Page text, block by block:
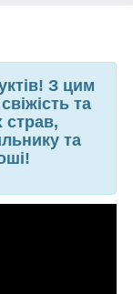
З цим
та
страв,
та